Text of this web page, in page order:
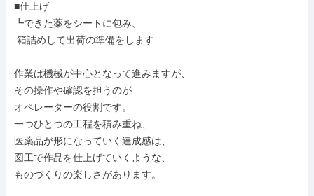
■仕上げ
┗できた薬をシートに包み、
作業は機械が中心となって進みますが、
その操作や確認を担うのが
オペレーターの役割です。
一つひとつの工程を積み重ね、
医薬品が形になっていく達成感は、
図工で作品を仕上げていくような、
ものづくりの楽しさがあります。